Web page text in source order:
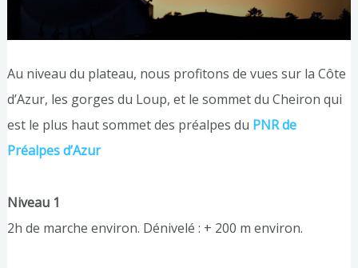
Au niveau du plateau, nous profitons de vues sur la Côte
d’Azur, les gorges du Loup, et le sommet du Cheiron qui
est le plus haut sommet des préalpes du PNR de
Préalpes d’Azur
Niveau 1
2h de marche environ. Dénivelé : + 200 m environ.